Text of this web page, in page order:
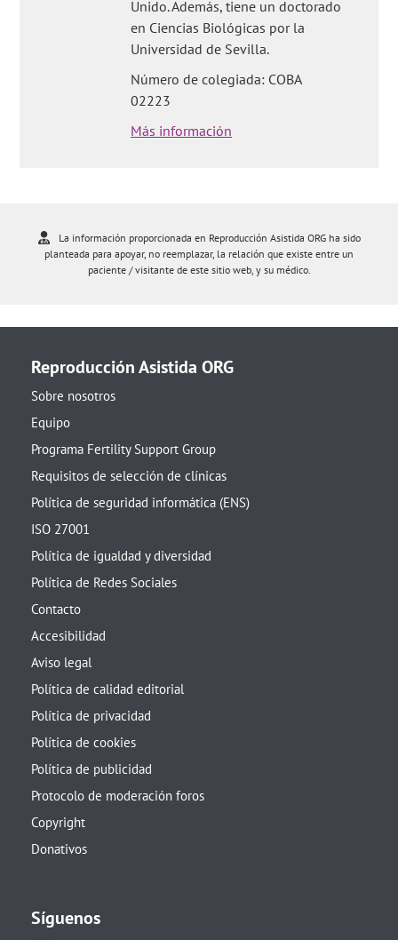
Unido. Además, tiene un doctorado
en Ciencias Biológicas por la
Universidad de Sevilla.
Número de colegiada: COBA
02223
Más información
La información proporcionada en Reproducción Asistida ORG ha sido
planteada para apoyar, no reemplazar, la relación que existe entre un
paciente / visitante de este sitio web, y su médico.
Reproducción Asistida ORG
Sobre nosotros
Equipo
Programa Fertility Support Group
Requisitos de selección de clínicas
Política de seguridad informática (ENS)
ISO 27001
Política de igualdad y diversidad
Política de Redes Sociales
Contacto
Accesibilidad
Aviso legal
Política de calidad editorial
Política de privacidad
Política de cookies
Política de publicidad
Protocolo de moderación foros
Copyright
Donativos
Síguenos